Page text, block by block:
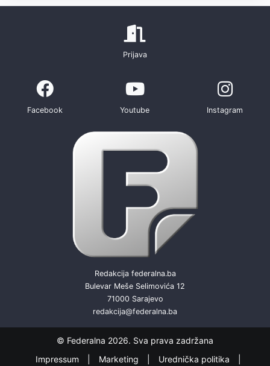
Prijava
Facebook Youtube Instagram
Redakcija federalna.ba
Bulevar Meše Selimovića 12
71000 Sarajevo
redakcija@federalna.ba
© Federalna 2026. Sva prava zadržana
Impressum
Marketing Urednička politika